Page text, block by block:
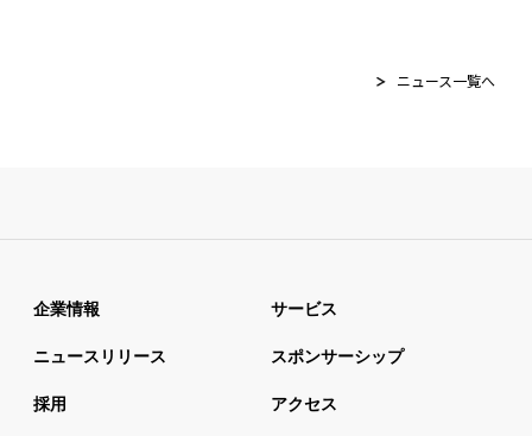
ニュース一覧へ
企業情報 サービス
ニュースリリース スポンサーシップ
採用 アクセス